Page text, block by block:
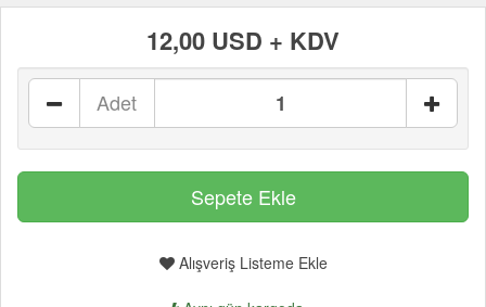
12,00 USD + KDV
Adet
Alışveriş Listeme Ekle